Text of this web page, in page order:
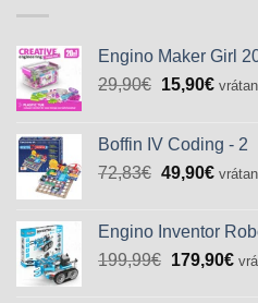
Engino Maker Girl
29,90€ Pôvodná
29,90€.
15,90€
Boffin IV Coding - 2
72,83€ Pôvodná
72,83€.
49,90€
Engino Inventor
199,99€ Pôvodná
179,90€